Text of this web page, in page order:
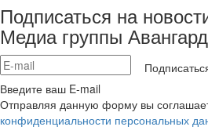
Подписаться на
Медиа группы Авангард
Введите ваш E-mail
Отправляя данную форму вы
конфиденциальности персональных